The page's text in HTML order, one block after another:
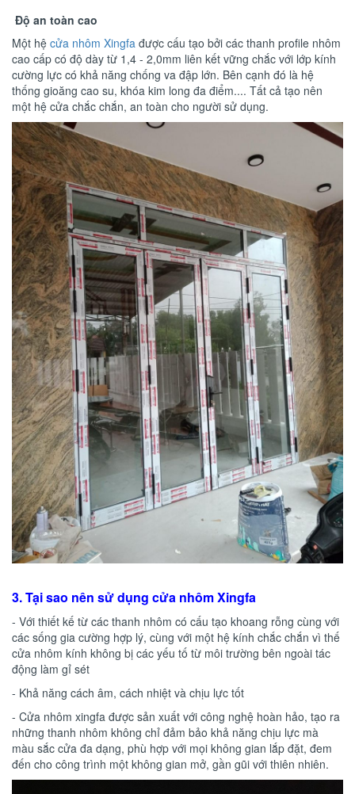
Độ an toàn cao
Một hệ cửa nhôm Xingfa được cấu tạo bởi các thanh profile nhôm
cao cấp có độ dày từ 1,4 - 2,0mm liên kết vững chắc với lớp kính
cường lực có khả năng chống va đập lớn. Bên cạnh đó là hệ
thống gioăng cao su, khóa kim long đa điểm.... Tất cả tạo nên
một hệ cửa chắc chắn, an toàn cho người sử dụng.
3. Tại sao nên sử dụng cửa nhôm Xingfa
- Với thiết kế từ các thanh nhôm có cấu tạo khoang rỗng cùng với
các sống gia cường hợp lý, cùng với một hệ kính chắc chắn vì thế
cửa nhôm kính không bị các yếu tố từ môi trường bên ngoài tác
động làm gỉ sét
- Khả năng cách âm, cách nhiệt và chịu lực tốt
- Cửa nhôm xingfa được sản xuất với công nghệ hoàn hảo, tạo ra
những thanh nhôm không chỉ đảm bảo khả năng chịu lực mà
màu sắc cửa đa dạng, phù hợp với mọi không gian lắp đặt, đem
đến cho công trình một không gian mở, gần gũi với thiên nhiên.